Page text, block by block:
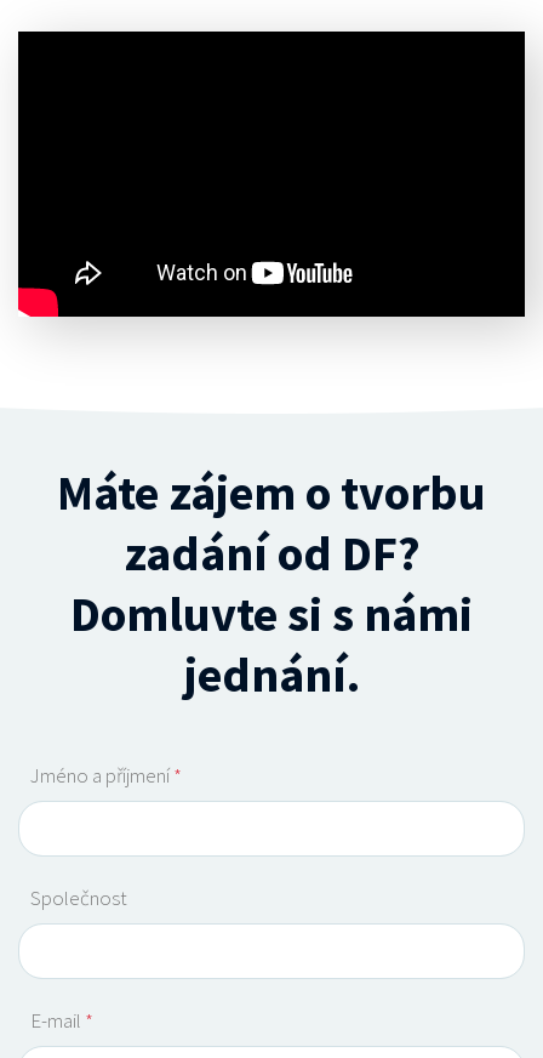
Máte zájem o tvorbu
zadání od DF?
Domluvte si s námi
jednání.
Jméno a příjmení*
Společnost
E-mail *